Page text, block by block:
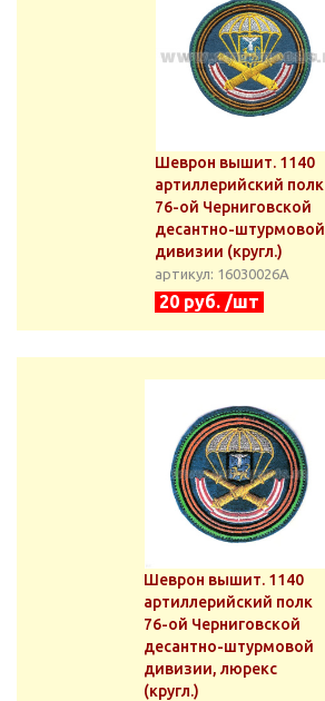
Шеврон вышит. 1140
артиллерийский полк
76-ой Черниговской
десантно-штурмовой
дивизии (кругл.)
артикул: 16030026А
20 руб. /шт
Шеврон вышит. 1140
артиллерийский полк
76-ой Черниговской
десантно-штурмовой
дивизии, люрекс
(кругл.)